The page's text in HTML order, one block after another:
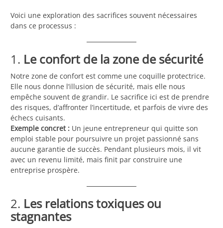
Voici une exploration des sacrifices souvent nécessaires
dans ce processus :
1. Le confort de la zone de sécurité
Notre zone de confort est comme une coquille protectrice.
Elle nous donne l’illusion de sécurité, mais elle nous
empêche souvent de grandir. Le sacrifice ici est de prendre
des risques, d’affronter l’incertitude, et parfois de vivre des
échecs cuisants.
Exemple concret : Un jeune entrepreneur qui quitte son
emploi stable pour poursuivre un projet passionné sans
aucune garantie de succès. Pendant plusieurs mois, il vit
avec un revenu limité, mais finit par construire une
entreprise prospère.
2. Les relations toxiques ou
stagnantes